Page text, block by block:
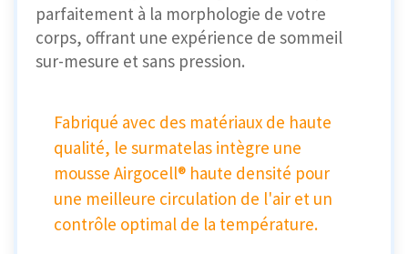
parfaitement à la morphologie de votre
corps, offrant une expérience de sommeil
sur-mesure et sans pression.
Fabriqué avec des matériaux de haute
qualité, le surmatelas intègre une
mousse Airgocell® haute densité pour
une meilleure circulation de l'air et un
contrôle optimal de la température.